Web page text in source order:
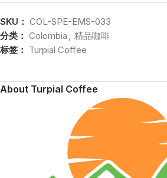
SKU： COL-SPE-EMS-033
分类： Colombia , 精品咖啡
标签： Turpial Coffee
About Turpial Coffee